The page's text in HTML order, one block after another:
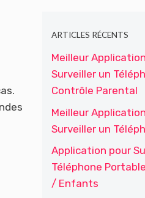
ARTICLES RÉCENTS
Meilleur
Surveiller un
Contrôle Parental
Meilleur
Surveiller un
Application pour
Téléphone
/ Enfants